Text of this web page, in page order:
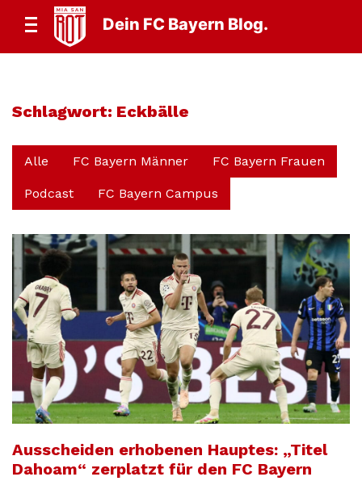
Dein FC Bayern Blog.
Schlagwort: Eckbälle
Alle FC Bayern Männer FC Bayern Frauen
Podcast FC Bayern Campus
Ausscheiden erhobenen Hauptes: „Titel
Dahoam“ zerplatzt für den FC Bayern